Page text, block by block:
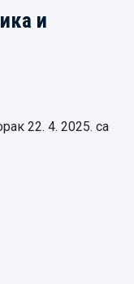
и
22. 4. 2025. са